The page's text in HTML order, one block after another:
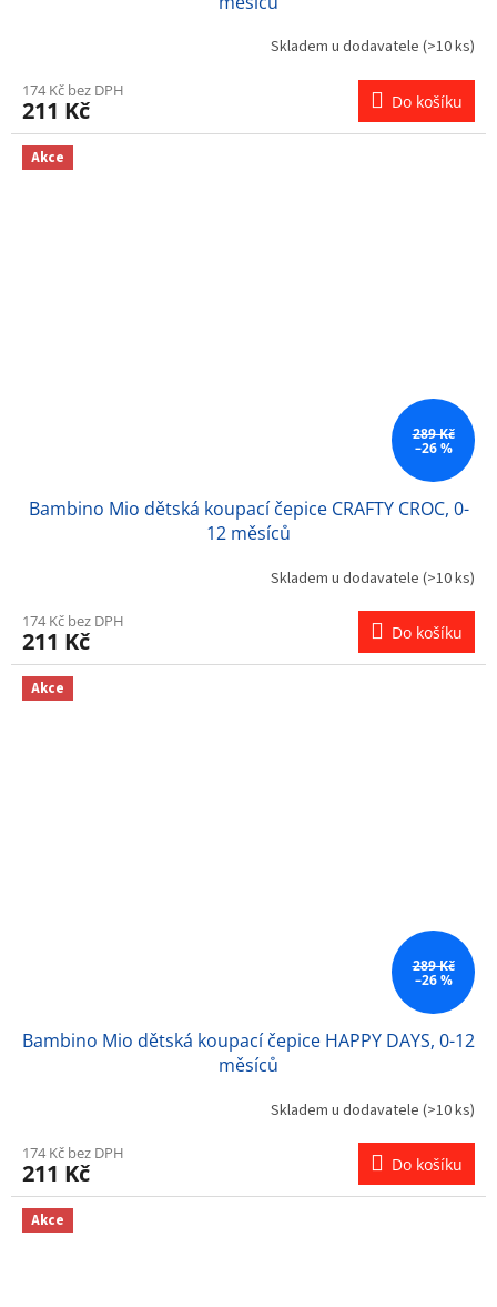
Skladem u dodavatele (>10 ks)
174 Kč bez DPH
211 Kč Do košíku
Akce
289 Kč
–26 %
Bambino Mio dětská koupací čepice CRAFTY CROC, 0-
12 měsíců
Skladem u dodavatele (>10 ks)
174 Kč bez DPH
211 Kč Do košíku
Akce
289 Kč
–26 %
Bambino Mio dětská koupací čepice HAPPY DAYS, 0-12
měsíců
Skladem u dodavatele (>10 ks)
174 Kč bez DPH
211 Kč Do košíku
Akce